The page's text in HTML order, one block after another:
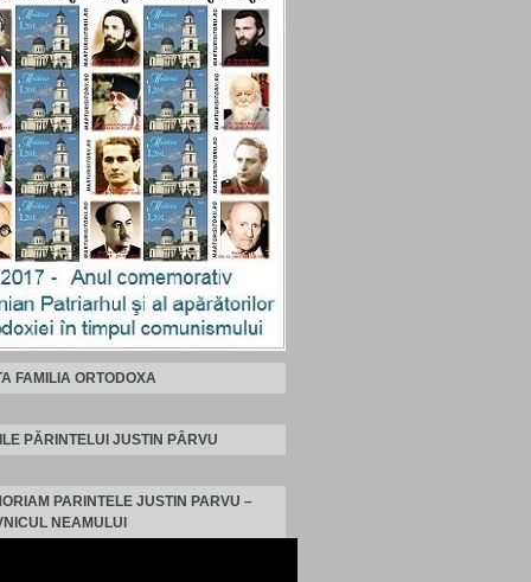
FAMILIA ORTODOXA
PĂRINTELUI JUSTIN PÂRVU
PARINTELE JUSTIN PARVU –
NEAMULUI